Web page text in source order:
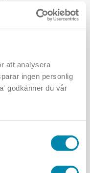
att analysera
ingen personlig
godkänner du vår
nära frontväggen som
med ett mjukt
direkt respektive